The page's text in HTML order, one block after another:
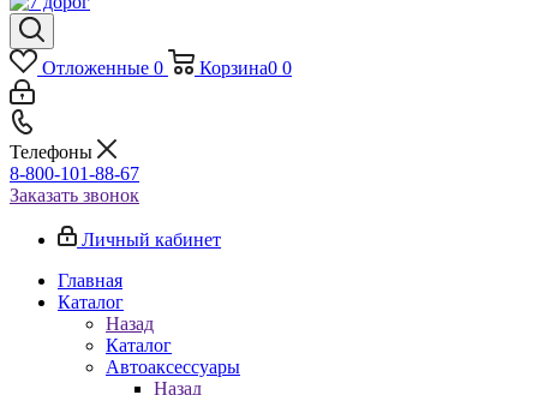
Отложенные 0 Корзина0 0
Телефоны
8-800-101-88-67
Заказать звонок
Личный кабинет
Главная
Каталог
Назад
Каталог
Автоаксессуары
Назад